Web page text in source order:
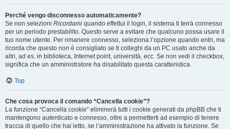
Perché vengo disconnesso automaticamente?
Se non selezioni Ricordami quando effettui il login, il sistema ti terrà connesso
per un periodo prestabilito. Questo serve a evitare che qualcuno possa usare il
tuo nome utente. Per rimanere connesso, seleziona l’opzione quando entri, ma
ricorda che questo non è consigliato se ti colleghi da un PC usato anche da
altri, ad es. in biblioteca, Internet point, università, ecc. Se non vedi il checkbox,
significa che un amministratore ha disabilitato questa caratteristica.
Top
Che cosa provoca il comando “Cancella cookie”?
La funzione “Cancella cookie” eliminerà tutti i cookie generati da phpBB che ti
mantengono autenticato e connesso, oltre a permetterti ad esempio di tenere
traccia di quello che hai letto, se l’amministrazione ha attivato la funzione. Se